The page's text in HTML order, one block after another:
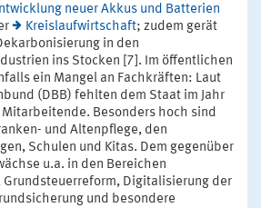
neuer Akkus und Batterien
Kreislaufwirtschaft; zudem gerät
in den
ins Stocken [7]. Im öffentlichen
ein Mangel an Fachkräften: Laut
(DBB) fehlten dem Staat im Jahr
Besonders hoch sind
und Altenpflege, den
Schulen und Kitas. Dem gegenüber
u.a. in den Bereichen
Grundsteuerreform, Digitalisierung der
und besondere